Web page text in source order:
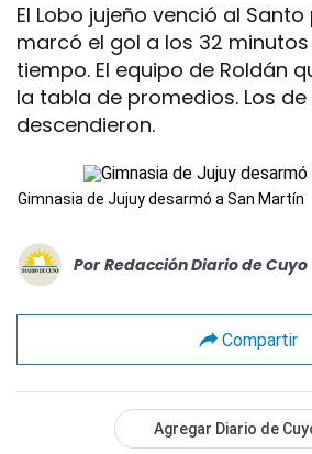
El Lobo jujeño venció al Santo
marcó el gol a los 32
tiempo. El equipo de Roldán
la tabla de promedios. Los
descendieron.
Gimnasia de Jujuy desarmó a San Martín
Por Redacción Diario de Cuyo
Compartir
Agregar Diario de